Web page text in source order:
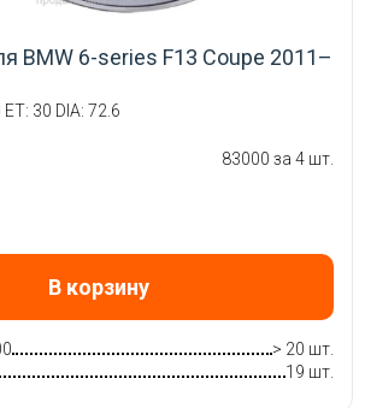
BMW 6-series F13 Coupe 2011–
30 DIA: 72.6
83000 за 4 шт.
В корзину
> 20 шт.
19 шт.